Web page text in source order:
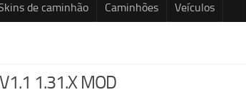
de caminhão Caminhões Veículos
1.31.X MOD